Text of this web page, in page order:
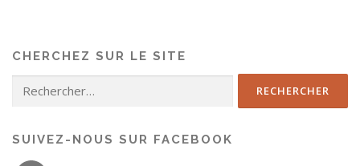
CHERCHEZ SUR LE SITE
SUIVEZ-NOUS SUR FACEBOOK